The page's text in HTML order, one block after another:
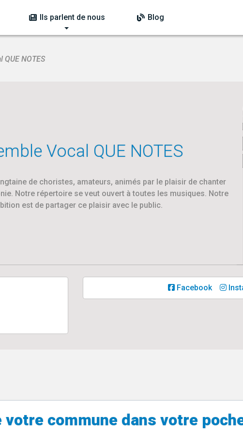
Ils parlent de nous Blog
QUE NOTES
Vocal QUE NOTES
de choristes, amateurs, animés par le plaisir de chanter
Notre répertoire se veut ouvert à toutes les musiques. Notre
est de partager ce plaisir avec le public.
Facebook
votre commune dans votre